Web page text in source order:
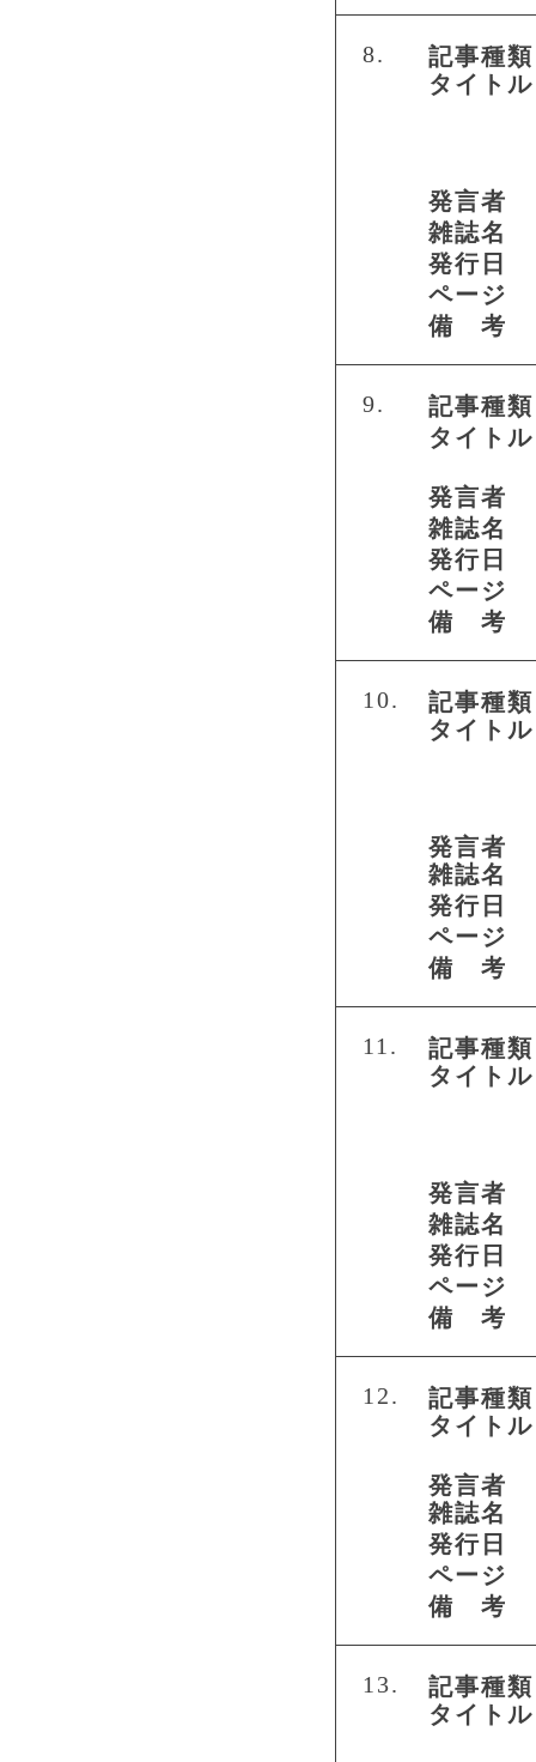
8.
記事種類
タイトル
発言者
雑誌名
発行日
ページ
備 考
9.
記事種類
タイトル
発言者
雑誌名
発行日
ページ
備 考
10.
記事種類
タイトル
発言者
雑誌名
発行日
ページ
備 考
11.
記事種類
タイトル
発言者
雑誌名
発行日
ページ
備 考
12.
記事種類
タイトル
発言者
雑誌名
発行日
ページ
備 考
13.
記事種類
タイトル